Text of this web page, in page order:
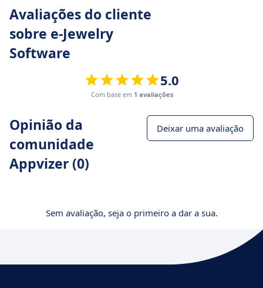
Avaliações do cliente
sobre e-Jewelry
Software
5.0
Com base em 1 avaliações
Opinião da
comunidade
Appvizer (0)
Deixar uma avaliação
Sem avaliação, seja o primeiro a dar a sua.